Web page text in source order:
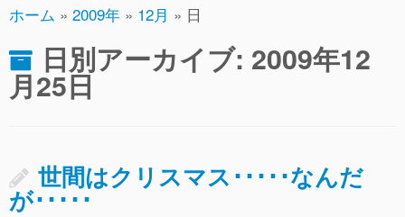
キ
プ
ホーム » 2009年 » 12月 » 日
日別アーカイブ: 2009年12
月25日
世間はクリスマス･････なんだ
が･････